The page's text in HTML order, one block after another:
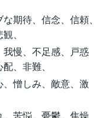
期待、信念、信頼、
、
慢、不足感、戸惑
、非難、
憎しみ、敵意、激
苦悩、憂鬱、焦燥